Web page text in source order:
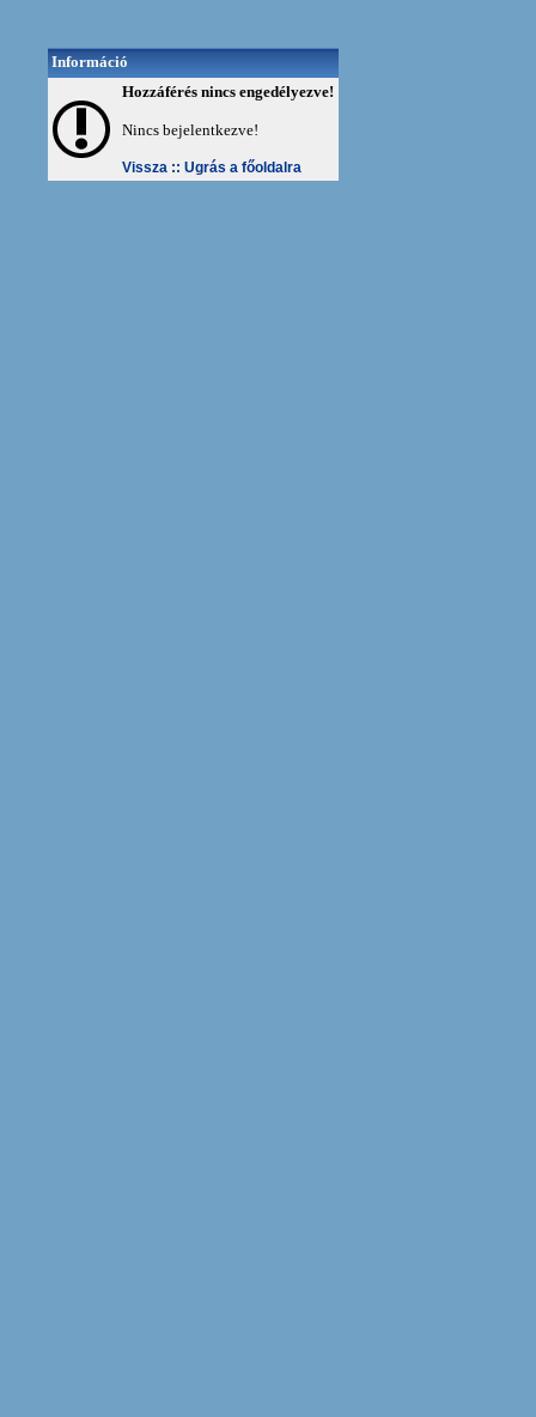
Információ
Hozzáférés nincs engedélyezve!
Nincs bejelentkezve!
Vissza :: Ugrás a főoldalra